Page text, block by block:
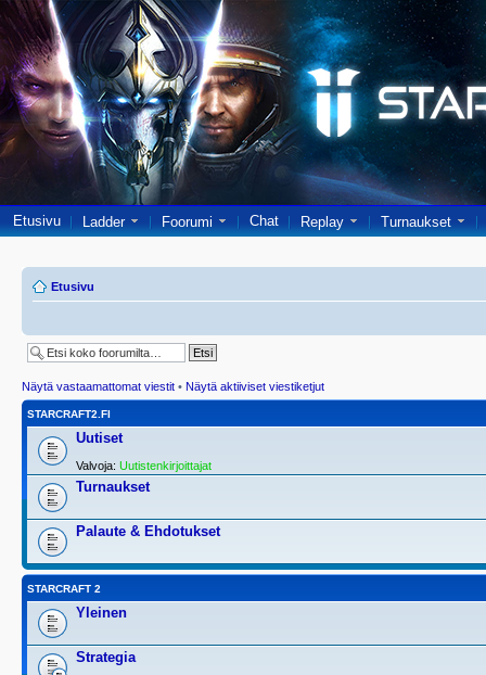
Etusivu Ladder Foorumi Chat Replay Turnaukset
Etusivu
Näytä vastaamattomat viestit • Näytä aktiiviset viestiketjut
STARCRAFT2.FI
Uutiset
Valvoja: Uutistenkirjoittajat
Turnaukset
Palaute & Ehdotukset
STARCRAFT 2
Yleinen
Strategia